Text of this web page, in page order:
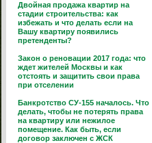
Двойная продажа квартир на
стадии строительства: как
избежать и что делать если на
Вашу квартиру появились
претенденты?
Закон о реновации 2017 года: что
ждет жителей Москвы и как
отстоять и защитить свои права
при отселении
Банкротство СУ-155 началось. Что
делать, чтобы не потерять права
на квартиру или нежилое
помещение. Как быть, если
договор заключен с ЖСК